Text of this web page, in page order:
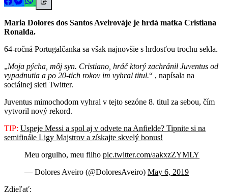
Maria Dolores dos Santos Aveirováje je hrdá matka Cristiana
Ronalda.
64-ročná Portugalčanka sa však najnovšie s hrdosťou trochu sekla.
Moja pýcha, môj syn. Cristiano, hráč ktorý zachránil Juventus od
vypadnutia a po 20-tich rokov im vyhral titul.
, napísala na
sociálnej sieti Twitter.
Juventus mimochodom vyhral v tejto sezóne 8. titul za sebou, čím
vytvoril nový rekord.
TIP: Uspeje Messi a spol aj v odvete na Anfielde? Tipnite si na
semifinále Ligy Majstrov a získajte skvelý bonus!
Meu orgulho, meu filho pic.twitter.com/aakxzZYMLY
— Dolores Aveiro (@DoloresAveiro) May 6, 2019
Zdieľať: